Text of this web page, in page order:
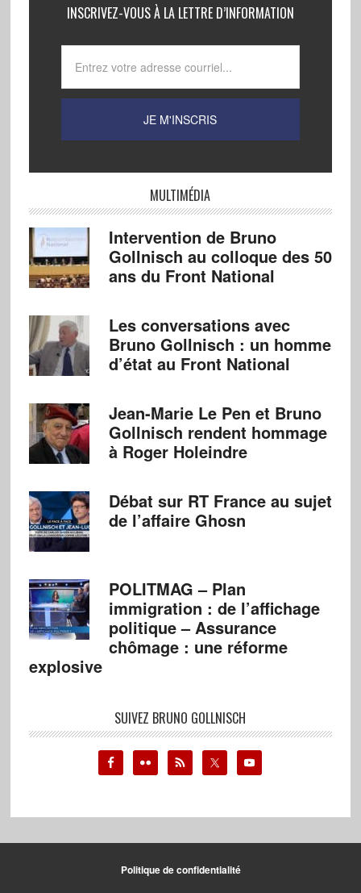
INSCRIVEZ-VOUS À LA LETTRE D’INFORMATION
MULTIMÉDIA
Intervention de Bruno
Gollnisch au colloque des 50
ans du Front National
Les conversations avec
Bruno Gollnisch : un homme
d’état au Front National
Jean-Marie Le Pen et Bruno
Gollnisch rendent hommage
à Roger Holeindre
Débat sur RT France au sujet
de l’affaire Ghosn
POLITMAG – Plan
immigration : de l’affichage
politique – Assurance
chômage : une réforme
explosive
SUIVEZ BRUNO GOLLNISCH
Politique de confidentialité